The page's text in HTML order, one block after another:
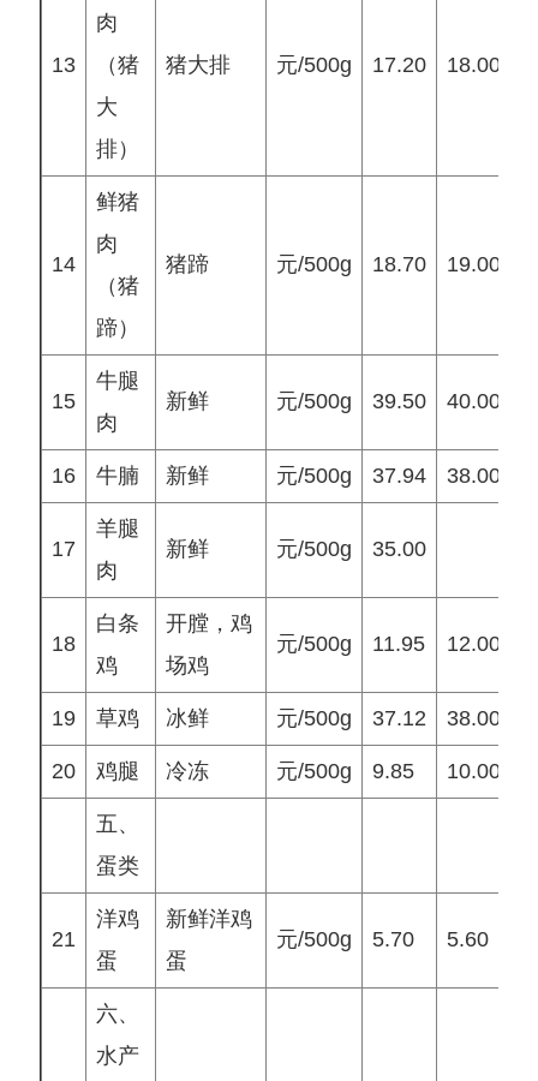
13
肉
（猪
大
排）
猪大排 元/500g 17.20 18.00
14
鲜猪
肉
（猪
蹄）
猪蹄 元/500g 18.70 19.00
15
牛腿
肉
新鲜 元/500g 39.50 40.00
16 牛腩 新鲜 元/500g 37.94 38.00
17
羊腿
肉
新鲜 元/500g 35.00
18
白条
鸡
开膛，鸡
场鸡
元/500g 11.95 12.00
19 草鸡 冰鲜 元/500g 37.12 38.00
20 鸡腿 冷冻 元/500g 9.85 10.00
五、
蛋类
21
洋鸡
蛋
新鲜洋鸡
蛋
元/500g 5.70 5.60
六、
水产